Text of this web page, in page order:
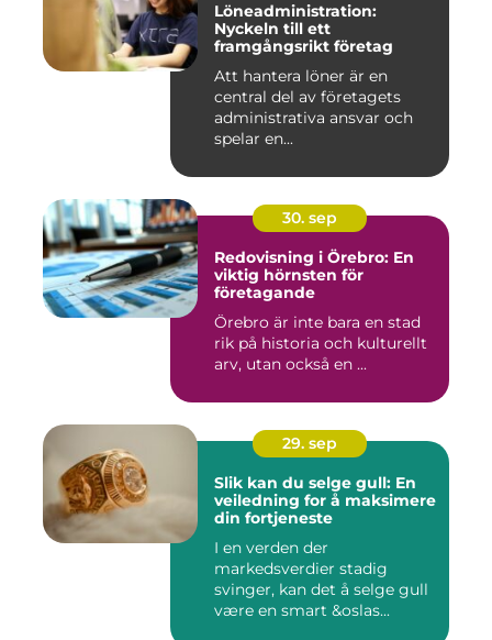
Löneadministration:
Nyckeln till ett
framgångsrikt företag
Att hantera löner är en
central del av företagets
administrativa ansvar och
spelar en...
30. sep
Redovisning i Örebro: En
viktig hörnsten för
företagande
Örebro är inte bara en stad
rik på historia och kulturellt
arv, utan också en ...
29. sep
Slik kan du selge gull: En
veiledning for å maksimere
din fortjeneste
I en verden der
markedsverdier stadig
svinger, kan det å selge gull
være en smart &oslas...